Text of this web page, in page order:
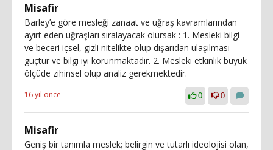
Misafir
Barley’e göre mesleği zanaat ve uğraş kavramlarından
ayırt eden uğraşları sıralayacak olursak : 1. Mesleki bilgi
ve beceri içsel, gizli nitelikte olup dışarıdan ulaşılması
güçtür ve bilgi iyi korunmaktadır. 2. Mesleki etkinlik büyük
ölçüde zihinsel olup analiz gerekmektedir.
16 yıl önce 0 0
Misafir
Geniş bir tanımla meslek; belirgin ve tutarlı ideolojisi olan,